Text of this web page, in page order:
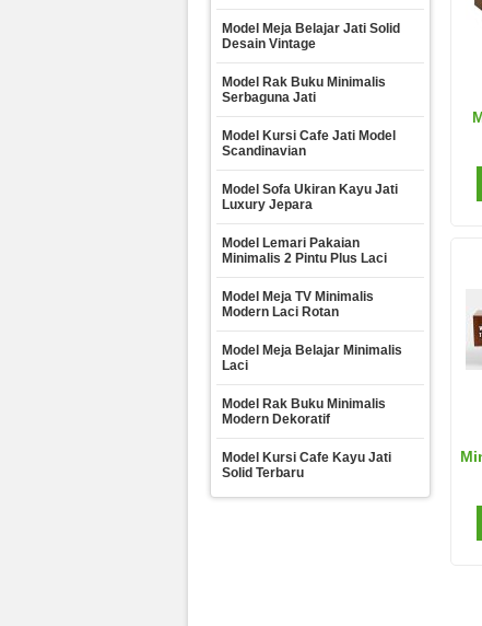
Model Meja Belajar Jati Solid
Desain Vintage
Model Rak Buku Minimalis
Serbaguna Jati
Model Kursi Cafe Jati Model
Scandinavian
Model Sofa Ukiran Kayu Jati
Luxury Jepara
Model Lemari Pakaian
Minimalis 2 Pintu Plus Laci
Model Meja TV Minimalis
Modern Laci Rotan
Model Meja Belajar Minimalis
Laci
Model Rak Buku Minimalis
Modern Dekoratif
Model Kursi Cafe Kayu Jati
Solid Terbaru